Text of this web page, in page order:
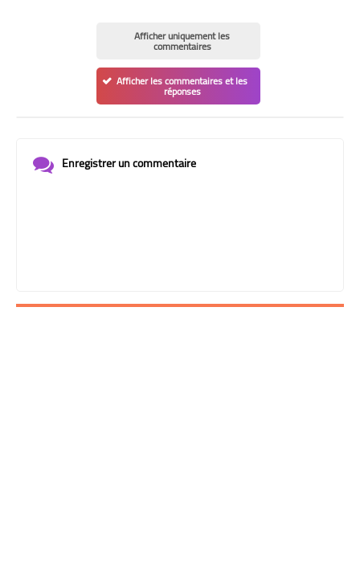
Afficher uniquement les
commentaires
Afficher les commentaires et les
réponses
Enregistrer un commentaire